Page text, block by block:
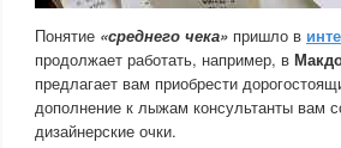
Понятие «среднего чека» пришло в
продолжает работать, например, в
предлагает вам приобрести
дополнение к лыжам консультанты вам
дизайнерские очки.